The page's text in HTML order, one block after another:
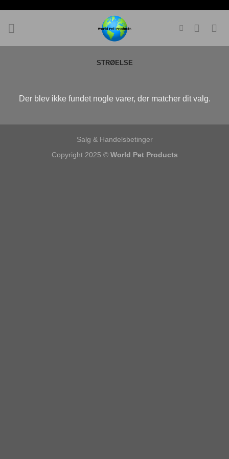
indhold
STRØELSE
Der blev ikke fundet nogle varer, der matcher dit valg.
Salg & Handelsbetinger
Copyright 2025 © World Pet Products